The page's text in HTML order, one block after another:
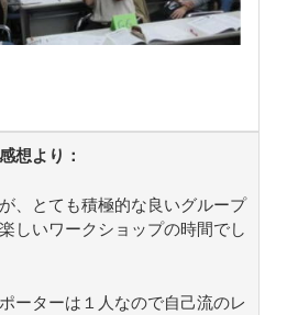
想より：
、とても積極的な良いグループ
しいワークショップの時間でし
ーターは１人なので自己流のレ